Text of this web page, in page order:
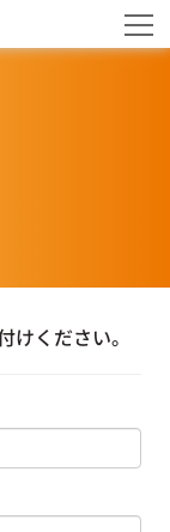
ください。